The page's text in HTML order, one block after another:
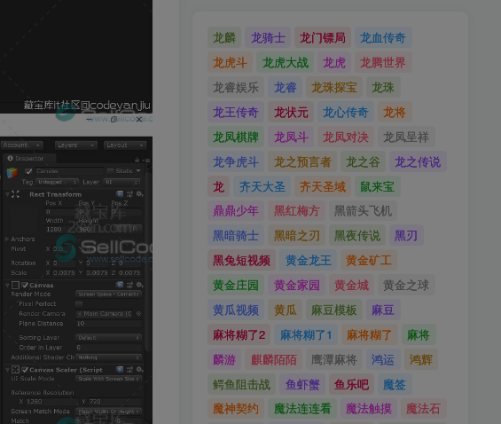
龙麟 龙骑士 龙门镖局
龙血传奇
龙虎斗
龙虎大战 龙虎
龙腾世界
龙睿娱乐
龙睿 龙珠探宝
龙珠
龙王传奇
龙状元 龙心传奇
龙将
龙凤棋牌
龙凤斗 龙凤对决
龙凤呈祥
龙争虎斗
龙之预言者 龙之谷
龙之传说
龙
齐天大圣 齐天圣域
鼠来宝
鼎鼎少年
黑红梅方
黑箭头飞机
黑暗骑士
黑暗之刃 黑夜传说
黑刃
黑兔短视频
黄金龙王
黄金矿工
黄金庄园
黄金家园 黄金城
黄金之球
黄瓜视频
黄瓜 麻豆模板
麻豆
麻将糊了2
麻将糊了1 麻将糊了
麻将
麟游
麒麟陌陌 鹰潭麻将 鸿运
鸿辉
鳄鱼阻击战
鱼虾蟹 鱼乐吧
魔签
魔神契约
魔法连连看 魔法触摸
魔法石